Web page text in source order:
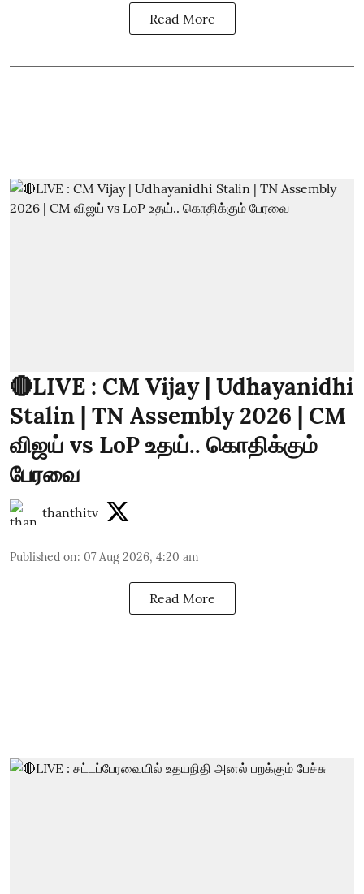
Read More
🔴LIVE : CM Vijay | Udhayanidhi
Stalin | TN Assembly 2026 | CM
விஜய் vs LoP உதய்.. கொதிக்கும்
பேரவை
thanthitv
Published on: 07 Aug 2026, 4:20 am
Read More